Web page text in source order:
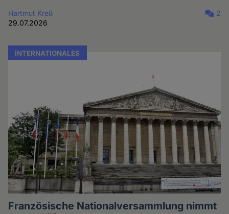
Hartmut Kreß
29.07.2026
2
INTERNATIONALES
Französische Nationalversammlung nimmt